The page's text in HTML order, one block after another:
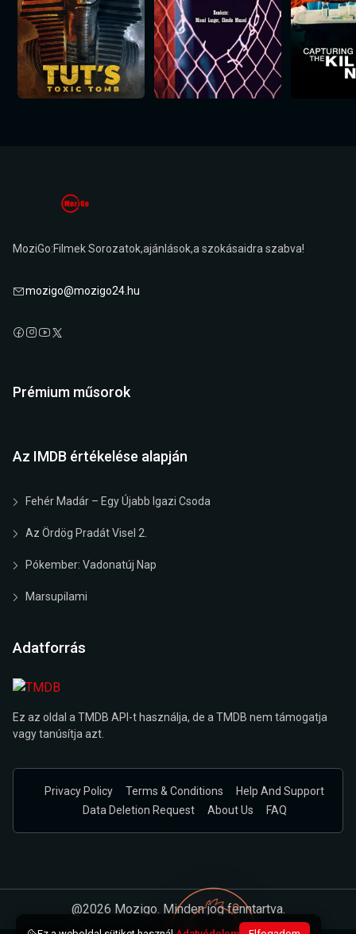
MoziGo:Filmek Sorozatok,ajánlások,a szokásaidra szabva!
mozigo@mozigo24.hu
Prémium műsorok
Az IMDB értékelése alapján
Fehér Madár – Egy Újabb Igazi Csoda
Az Ördög Pradát Visel 2.
Pókember: Vadonatúj Nap
Marsupilami
Adatforrás
Ez az oldal a TMDB API-t használja, de a TMDB nem támogatja
vagy tanúsítja azt.
Privacy Policy Terms & Conditions
Help And Support
Data Deletion Request
About Us FAQ
@2026 Mozigo. Minden jog fenntartva.